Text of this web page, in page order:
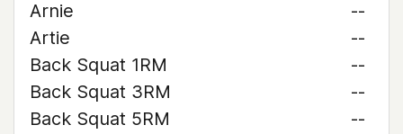
Arnie
--
Artie
--
Back Squat 1RM
--
Back Squat 3RM
--
Back Squat 5RM
--